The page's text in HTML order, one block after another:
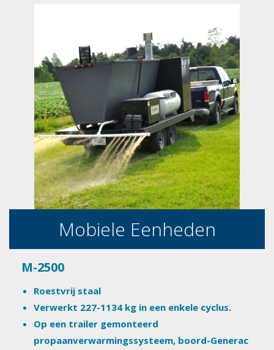
Mobiele Eenheden
M-2500
Roestvrij staal
Verwerkt 227-1134 kg in een enkele cyclus.
Op een trailer gemonteerd
propaanverwarmingssysteem, boord-Generac